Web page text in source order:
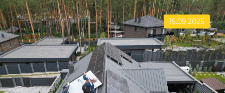
15.09.2025